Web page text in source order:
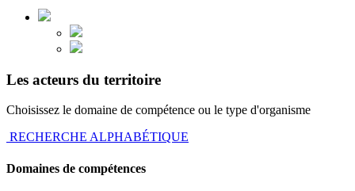
Les acteurs du territoire
Choisissez le domaine de compétence ou le type d'organisme
RECHERCHE ALPHABÉTIQUE
Domaines de compétences